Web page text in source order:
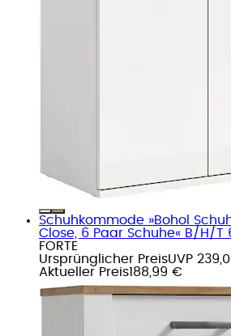
Schuhkommode »Bohol
Close, 6 Paar Schuhe« B/H/T
FORTE
Ursprünglicher PreisUVP
Aktueller Preis188,99 €